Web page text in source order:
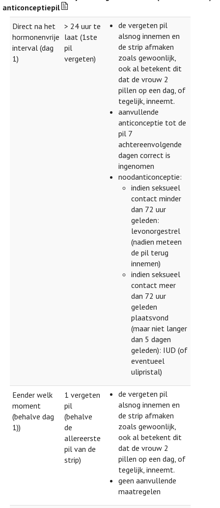
anticonceptiepil
Direct na het
hormonenvrije
interval (dag
1)
> 24 uur te
laat (1ste
pil
vergeten)
de vergeten pil
alsnog innemen en
de strip afmaken
zoals gewoonlijk,
ook al betekent dit
dat de vrouw 2
pillen op een dag, of
tegelijk, inneemt.
aanvullende
anticonceptie tot de
pil 7
achtereenvolgende
dagen correct is
ingenomen
noodanticonceptie:
indien seksueel
contact minder
dan 72 uur
geleden:
levonorgestrel
(nadien meteen
de pil terug
innemen)
indien seksueel
contact meer
dan 72 uur
geleden
plaatsvond
(maar niet langer
dan 5 dagen
geleden): IUD (of
eventueel
ulipristal)
Eender welk
moment
(behalve dag
1))
1 vergeten
pil
(behalve
de
allereerste
pil van de
strip)
de vergeten pil
alsnog innemen en
de strip afmaken
zoals gewoonlijk,
ook al betekent dit
dat de vrouw 2
pillen op een dag, of
tegelijk, inneemt.
geen aanvullende
maatregelen